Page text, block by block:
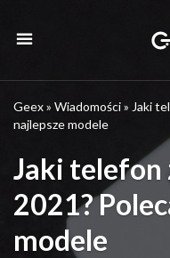
Geex» Wiadomości» Jaki
najlepsze modele
Jaki telefon
2021?
modele